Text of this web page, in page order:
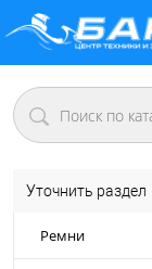
Уточнить раздел
Ремни